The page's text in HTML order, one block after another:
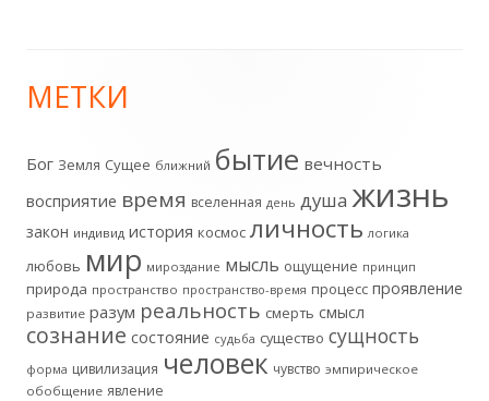
Главная
колонка
МЕТКИ
Бог Земля Сущее ближний бытие вечность
восприятие время вселенная день душа жизнь
закон индивид история космос личность логика
любовь мир мироздание мысль ощущение принцип
природа пространство пространство-время процесс проявление
развитие разум реальность смерть смысл
сознание состояние судьба существо сущность
форма цивилизация человек чувство эмпирическое
обобщение явление